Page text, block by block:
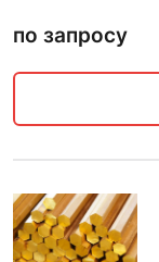
по запросу